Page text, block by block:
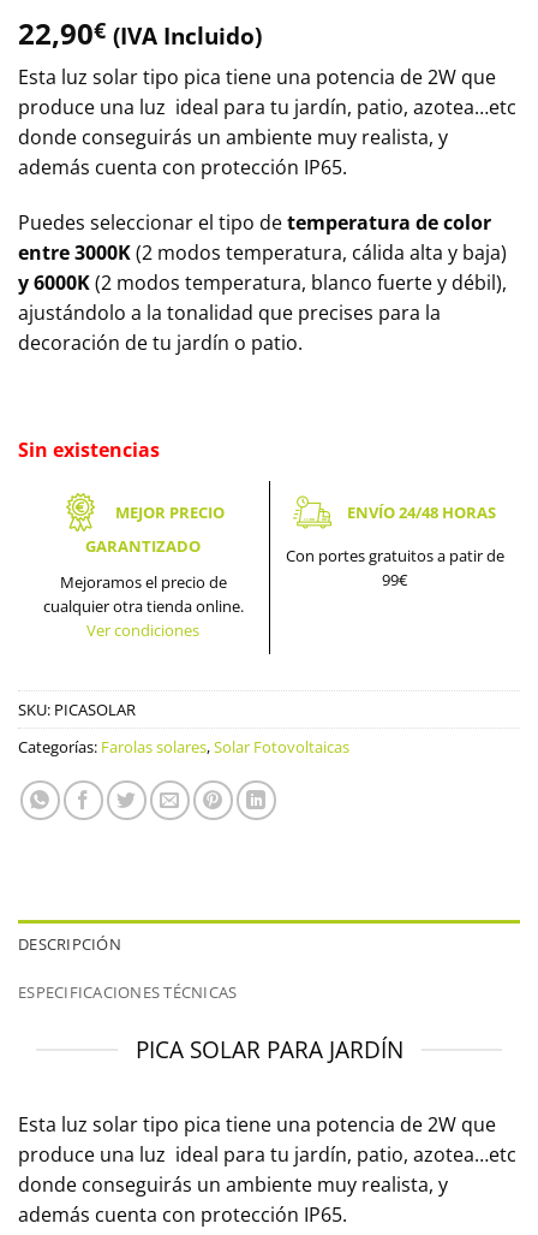
22,90€ (IVA Incluido)
Esta luz solar tipo pica tiene una potencia de 2W que
produce una luz ideal para tu jardín, patio, azotea…etc
donde conseguirás un ambiente muy realista, y
además cuenta con protección IP65.
Puedes seleccionar el tipo detemperatura de color
entre 3000K(2 modos temperatura, cálida alta y baja)
y 6000K(2 modos temperatura, blanco fuerte y débil),
ajustándolo a la tonalidad que precises para la
decoración de tu jardín o patio.
Sin existencias
MEJOR PRECIO
GARANTIZADO
Mejoramos el precio de
cualquier otra tienda online.
Ver condiciones
ENVÍO 24/48 HORAS
Con portes gratuitos a patir de
99€
SKU: PICASOLAR
Categorías: Farolas solares,Solar Fotovoltaicas
DESCRIPCIÓN
ESPECIFICACIONES TÉCNICAS
PICA SOLAR PARA JARDÍN
Esta luz solar tipo pica tiene una potencia de 2W que
produce una luz ideal para tu jardín, patio, azotea…etc
donde conseguirás un ambiente muy realista, y
además cuenta con protección IP65.